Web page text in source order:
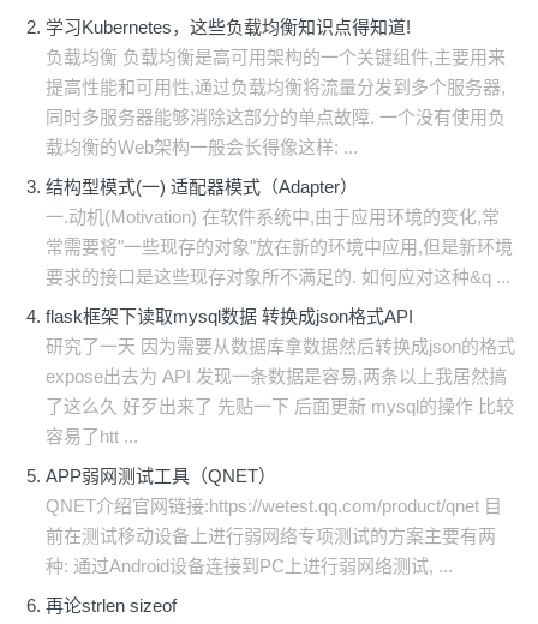
学习Kubernetes，这些负载均衡知识点得知道!
负载均衡 负载均衡是高可用架构的一个关键组件,主要用来
提高性能和可用性,通过负载均衡将流量分发到多个服务器,
同时多服务器能够消除这部分的单点故障. 一个没有使用负
载均衡的Web架构一般会长得像这样: ...
结构型模式(一) 适配器模式（Adapter）
一.动机(Motivation) 在软件系统中,由于应用环境的变化,常
常需要将"一些现存的对象"放在新的环境中应用,但是新环境
要求的接口是这些现存对象所不满足的. 如何应对这种&q ...
flask框架下读取mysql数据 转换成json格式API
研究了一天 因为需要从数据库拿数据然后转换成json的格式
expose出去为 API 发现一条数据是容易,两条以上我居然搞
了这么久 好歹出来了 先贴一下 后面更新 mysql的操作 比较
容易了htt ...
APP弱网测试工具（QNET）
QNET介绍官网链接:https://wetest.qq.com/product/qnet 目
前在测试移动设备上进行弱网络专项测试的方案主要有两
种: 通过Android设备连接到PC上进行弱网络测试, ...
再论strlen sizeof